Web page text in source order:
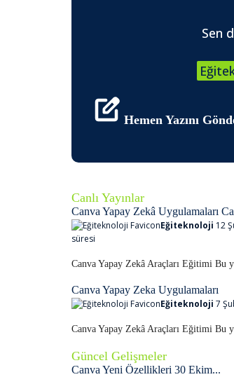
Sen
Hemen Yazını
Canlı Yayınlar
Canva Yapay Zekâ Uygulamaları
Eğiteknoloji 12
süresi
Canva Yapay Zekâ Araçları Eğitimi Bu
Canva Yapay Zeka Uygulamaları
Eğiteknoloji 7
Canva Yapay Zekâ Araçları Eğitimi Bu
Güncel Gelişmeler
Canva Yeni Özellikleri 30 Ekim...